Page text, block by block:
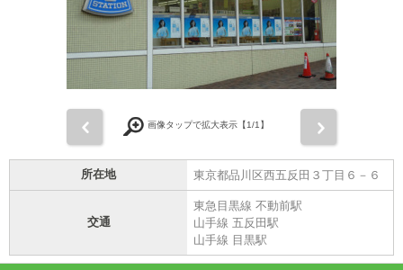
画像タップで拡大表示【1/1】
所在地 東京都品川区西五反田３丁目６－６
交通
東急目黒線 不動前駅
山手線 五反田駅
山手線 目黒駅